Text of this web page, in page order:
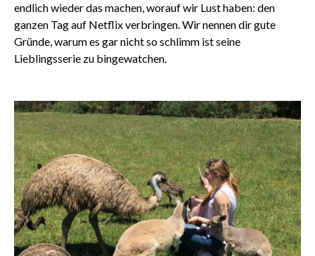
endlich wieder das machen, worauf wir Lust haben: den
ganzen Tag auf Netflix verbringen. Wir nennen dir gute
Gründe, warum es gar nicht so schlimm ist seine
Lieblingsserie zu bingewatchen.